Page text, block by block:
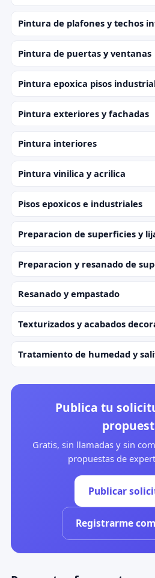
Pintura de plafones y techos
Pintura de puertas y ventanas
Pintura epoxica pisos
Pintura exteriores y fachadas
Pintura interiores
Pintura vinilica y acrilica
Pisos epoxicos e industriales
Preparacion de superficies y
Preparacion y resanado de
Resanado y empastado
Texturizados y acabados
Tratamiento de humedad y
Publica tu
Gratis, sin llamadas y sin
propuestas de
Publicar
Registrarme